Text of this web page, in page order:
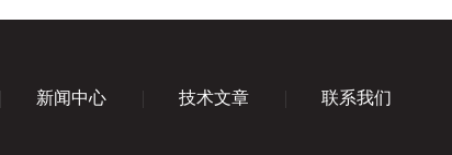
新闻中心 技术文章 联系我们